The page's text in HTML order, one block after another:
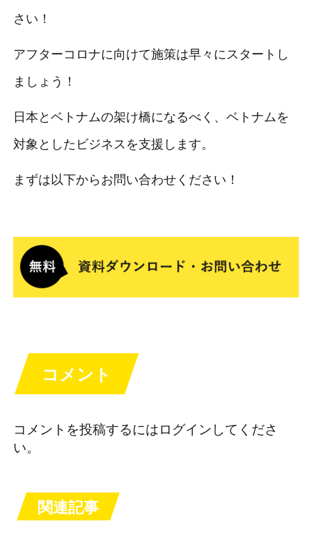
さい！
アフターコロナに向けて施策は早々にスタートし
ましょう！
日本とベトナムの架け橋になるべく、ベトナムを
対象としたビジネスを支援します。
まずは以下からお問い合わせください！
コメント
コメントを投稿するにはログインしてくださ
い。
関連記事